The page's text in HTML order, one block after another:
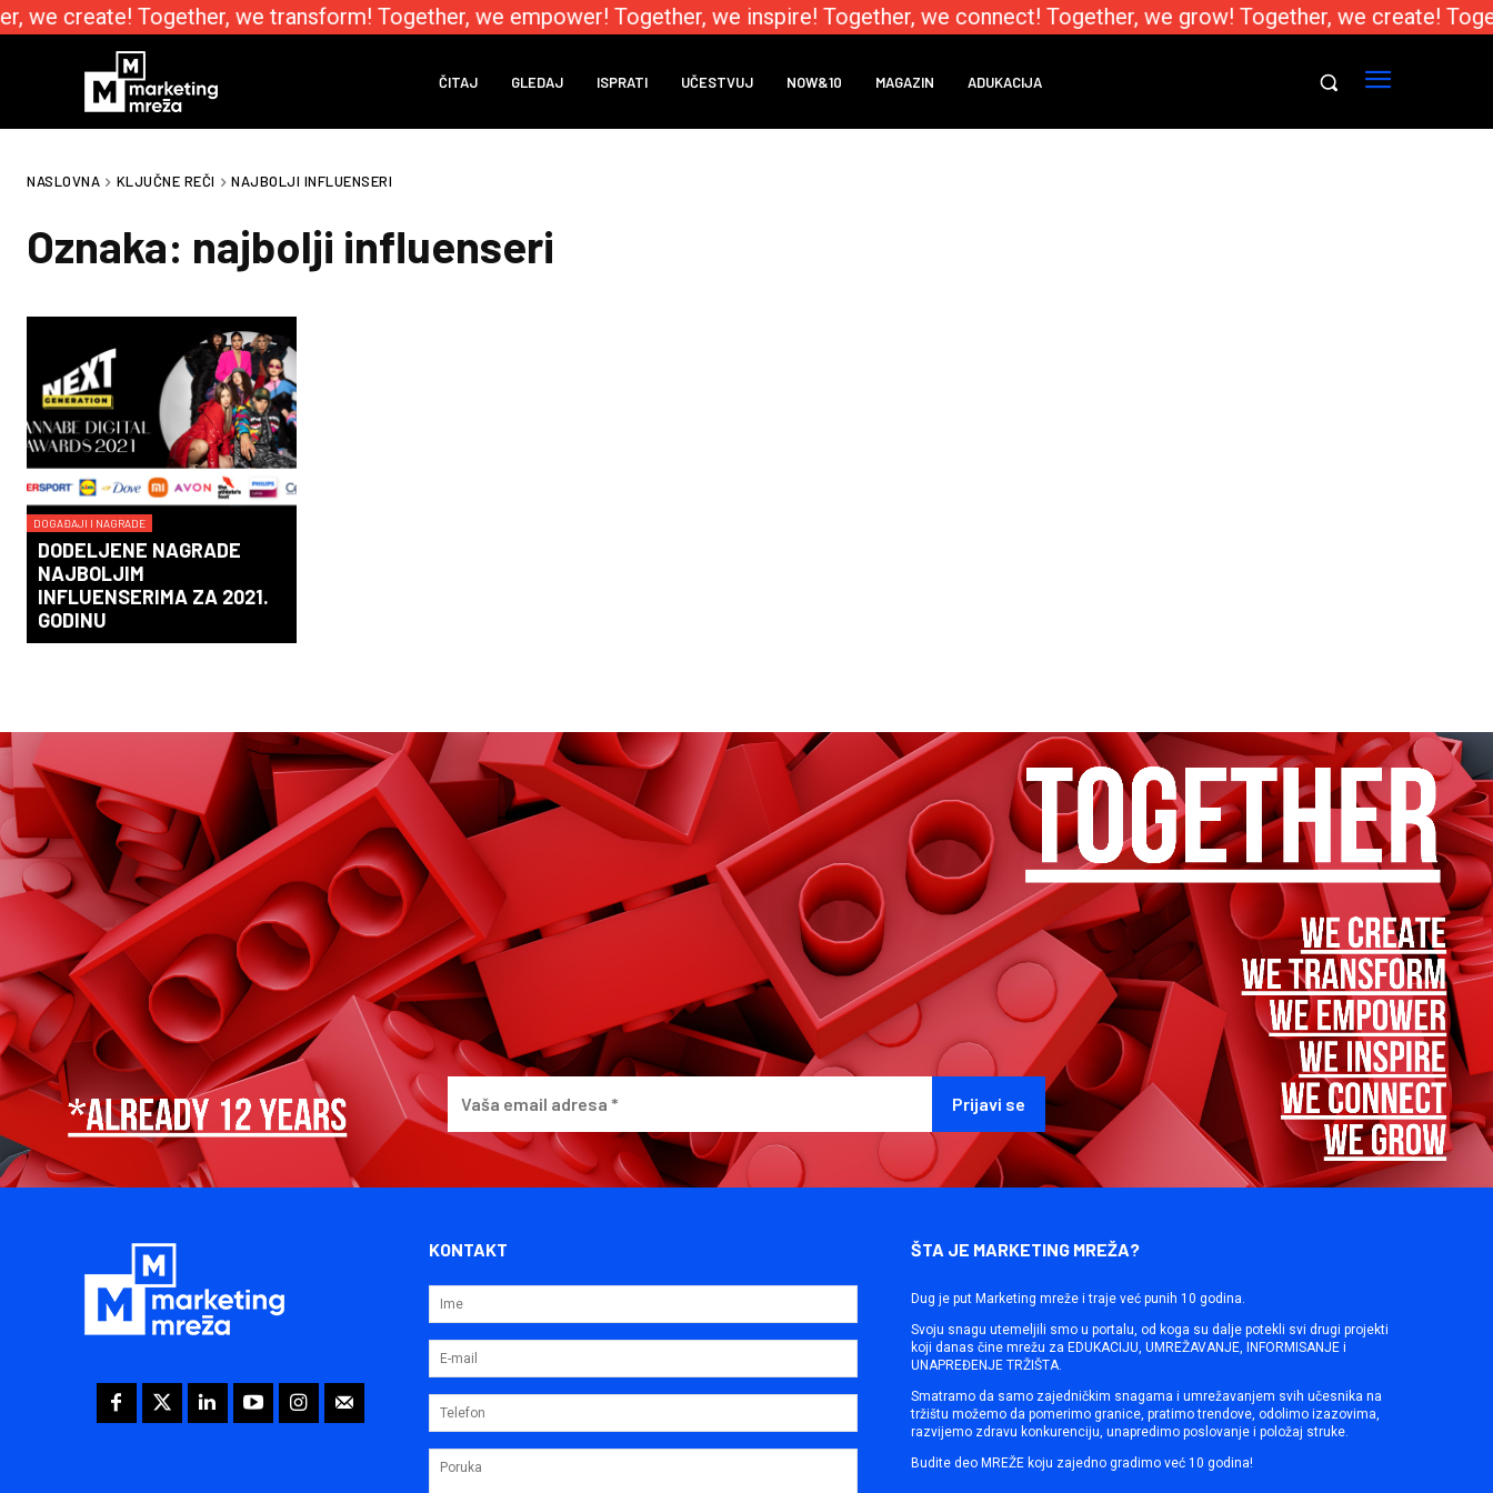
we create! Together, we transform! Together, we empower! Together, we inspire! Together, we connect! Together, we grow! Together, we create!
ČITAJ GLEDAJ ISPRATI UČESTVUJ NOW&10 MAGAZIN ADUKACIJA
NASLOVNA KLJUČNE REČI NAJBOLJI INFLUENSERI
Oznaka: najbolji influenseri
DOGAĐAJI I NAGRADE
DODELJENE NAGRADE
NAJBOLJIM
INFLUENSERIMA ZA 2021.
GODINU
KONTAKT ŠTA JE MARKETING MREŽA?
Dug je put Marketing mreže i traje već punih 10 godina.
Svoju snagu utemeljili smo u portalu, od koga su dalje potekli svi drugi projekti
koji danas čine mrežu za EDUKACIJU, UMREŽAVANJE, INFORMISANJE i
UNAPREĐENJE TRŽIŠTA.
Smatramo da samo zajedničkim snagama i umrežavanjem svih učesnika na
tržištu možemo da pomerimo granice, pratimo trendove, odolimo izazovima,
razvijemo zdravu konkurenciju, unapredimo poslovanje i položaj struke.
Budite deo MREŽE koju zajedno gradimo već 10 godina!